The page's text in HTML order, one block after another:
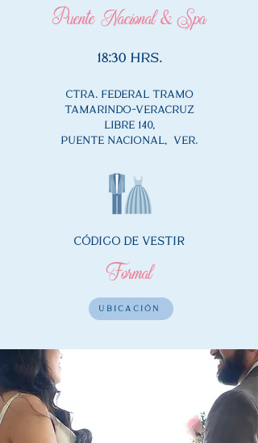
Puente Nacional & Spa
18:30 HRS.
CTRA. FEDERAL TRAMO
TAMARINDO-VERACRUZ
LIBRE 140,
PUENTE NACIONAL, VER.
CÓDIGO DE VESTIR
Formal
UBICACIÓN